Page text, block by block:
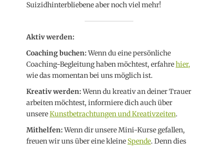
Suizidhinterbliebene aber noch viel mehr!
Aktiv werden:
Coaching buchen: Wenn du eine persönliche
Coaching-Begleitung haben möchtest, erfahrehier,
wie das momentan bei uns möglich ist.
Kreativ werden: Wenn du kreativ an deiner Trauer
arbeiten möchtest, informiere dich auch über
unsereKunstbetrachtungen und Kreativzeiten.
Mithelfen: Wenn dir unsere Mini-Kurse gefallen,
freuen wir uns über eine kleine Spende. Denn dies